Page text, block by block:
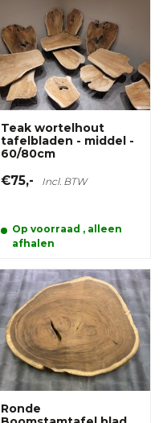
Teak wortelhout
tafelbladen - middel -
60/80cm
€75,- Incl. BTW
Op voorraad , alleen
afhalen
Ronde